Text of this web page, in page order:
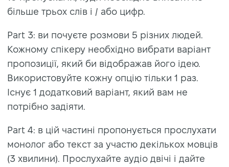
більше трьох слів і / або цифр.
Part 3: ви почуєте розмови 5 різних людей.
Кожному спікеру необхідно вибрати варіант
пропозиції, який би відображав його ідею.
Використовуйте кожну опцію тільки 1 раз.
Існує 1 додатковий варіант, який вам не
потрібно задіяти.
Part 4: в цій частині пропонується прослухати
монолог або текст за участю декількох мовців
(3 хвилини). Прослухайте аудіо двічі і дайте